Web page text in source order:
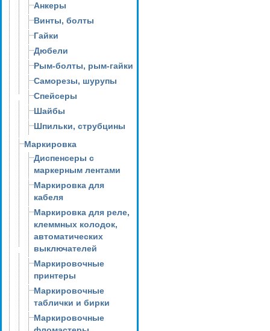
Анкеры
Винты, болты
Гайки
Дюбели
Рым-болты, рым-гайки
Саморезы, шурупы
Спейсеры
Шайбы
Шпильки, струбцины
Маркировка
Диспенсеры с
маркерным лентами
Маркировка для
кабеля
Маркировка для реле,
клеммных колодок,
автоматических
выключателей
Маркировочные
принтеры
Маркировочные
таблички и бирки
Маркировочные